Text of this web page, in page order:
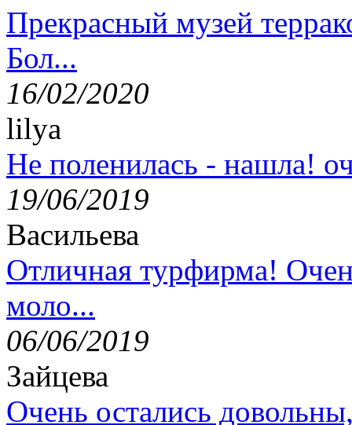
Прекрасный музей
Бол...
16/02/2020
lilya
Не поленилась - нашла!
19/06/2019
Васильева
Отличная турфирма!
моло...
06/06/2019
Зайцева
Очень остались